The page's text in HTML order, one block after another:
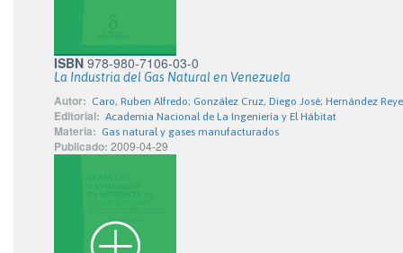
ISBN 978-980-7106-03-0
La Industria del Gas Natural en Venezuela
Autor: Caro, Ruben Alfredo; González Cruz, Diego José; Hernández
Editorial: Academia Nacional de La Ingeniería y El Hábitat
Materia: Gas natural y gases manufacturados
Publicado: 2009-04-29